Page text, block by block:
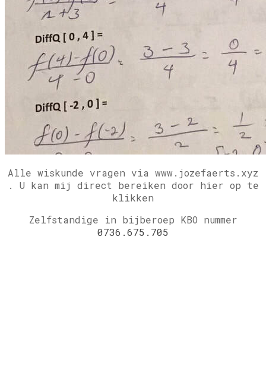
Alle wiskunde vragen via www.jozefaerts.xyz
. U kan mij direct bereiken door hier op te
klikken
Zelfstandige in bijberoep KBO nummer
0736.675.705